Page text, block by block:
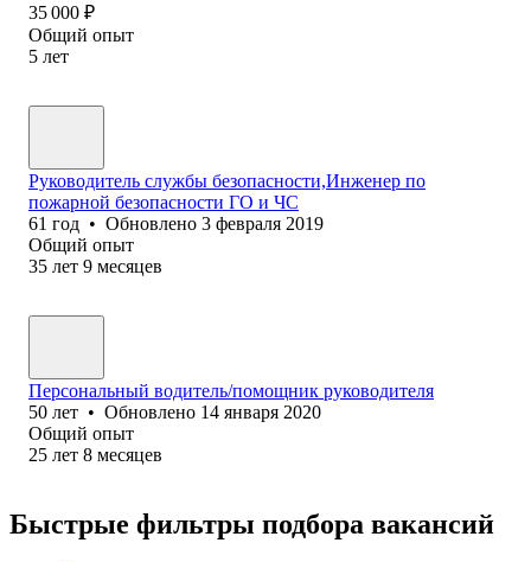
35 000 ₽
Общий опыт
5 лет
Руководитель службы безопасности,Инженер по
пожарной безопасности ГО и ЧС
61 год • Обновлено 3 февраля 2019
Общий опыт
35 лет 9 месяцев
Персональный водитель/помощник руководителя
50 лет • Обновлено 14 января 2020
Общий опыт
25 лет 8 месяцев
Быстрые фильтры подбора вакансий